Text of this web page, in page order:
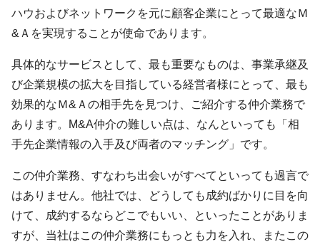
ハウおよびネットワークを元に顧客企業にとって最適なＭ
&Ａを実現することが使命であります。
具体的なサービスとして、最も重要なものは、事業承継及
び企業規模の拡大を目指している経営者様にとって、最も
効果的なＭ&Ａの相手先を見つけ、ご紹介する仲介業務で
あります。M&A仲介の難しい点は、なんといっても「相
手先企業情報の入手及び両者のマッチング」です。
この仲介業務、すなわち出会いがすべてといっても過言で
はありません。他社では、どうしても成約ばかりに目を向
けて、成約するならどこでもいい、といったことがありま
すが、当社はこの仲介業務にもっとも力を入れ、またこの